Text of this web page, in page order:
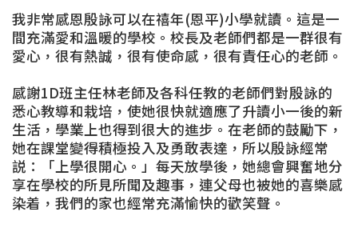
我非常感恩殷詠可以在禧年(恩平)小學就讀。這是一
間充滿愛和溫暖的學校。校長及老師們都是一群很有
愛心，很有熱誠，很有使命感，很有責任心的老師。
感謝1D班主任林老師及各科任教的老師們對殷詠的
悉心教導和栽培，使她很快就適應了升讀小一後的新
生活，學業上也得到很大的進步。在老師的鼓勵下，
她在課堂變得積極投入及勇敢表達，所以殷詠經常
説：「上學很開心。」每天放學後，她總會興奮地分
享在學校的所見所聞及趣事，連父母也被她的喜樂感
染着，我們的家也經常充滿愉快的歡笑聲。